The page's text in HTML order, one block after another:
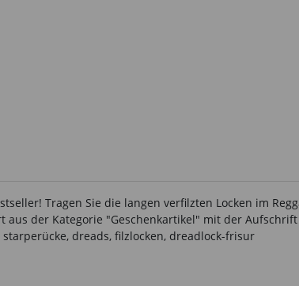
Tragen Sie die langen verfilzten Locken im
der Kategorie "Geschenkartikel" mit der
dreads, filzlocken, dreadlock-frisur